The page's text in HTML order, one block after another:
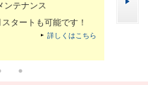
ンテナンス
タートも可能です！
詳しくはこちら
軽作業/